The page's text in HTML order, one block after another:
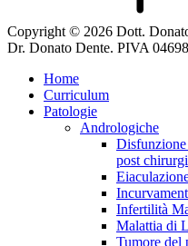
Copyright © 2026 Dott.
Dr. Donato Dente. PIVA
Home
Curriculum
Patologie
Andrologiche
post
Infertilità
Malattia di
Tumore del